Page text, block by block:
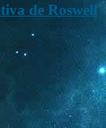
de Roswell